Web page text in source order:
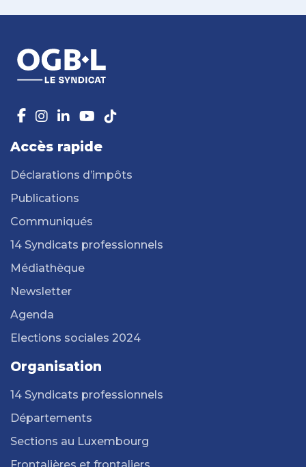
Accès rapide
Déclarations d’impôts
Publications
Communiqués
14 Syndicats professionnels
Médiathèque
Newsletter
Agenda
Elections sociales 2024
Organisation
14 Syndicats professionnels
Départements
Sections au Luxembourg